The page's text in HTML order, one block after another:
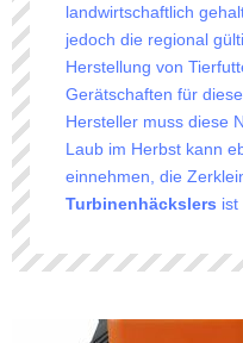
landwirtschaftlich
jedoch die regional
Herstellung von
Gerätschaften für
Hersteller muss diese
Laub im Herbst kann
einnehmen, die
Turbinenhäckslers ist